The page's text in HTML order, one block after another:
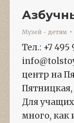
Музей - детям
Тел.: +7 495
центр на
Для
много, как